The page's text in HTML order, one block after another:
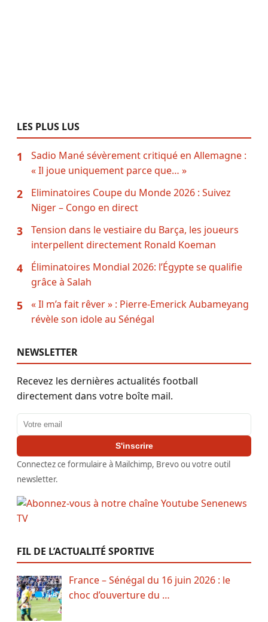
LES PLUS LUS
1
Sadio Mané sévèrement critiqué en Allemagne :
« Il joue uniquement parce que… »
2
Eliminatoires Coupe du Monde 2026 : Suivez
Niger – Congo en direct
3
Tension dans le vestiaire du Barça, les joueurs
interpellent directement Ronald Koeman
4
Éliminatoires Mondial 2026: l’Égypte se qualifie
grâce à Salah
5
« Il m’a fait rêver » : Pierre-Emerick Aubameyang
révèle son idole au Sénégal
NEWSLETTER
Recevez les dernières actualités football
directement dans votre boîte mail.
Adresse email
S'inscrire
Connectez ce formulaire à Mailchimp, Brevo ou votre outil
newsletter.
FIL DE L’ACTUALITÉ SPORTIVE
France – Sénégal du 16 juin 2026 : le
choc d’ouverture du …